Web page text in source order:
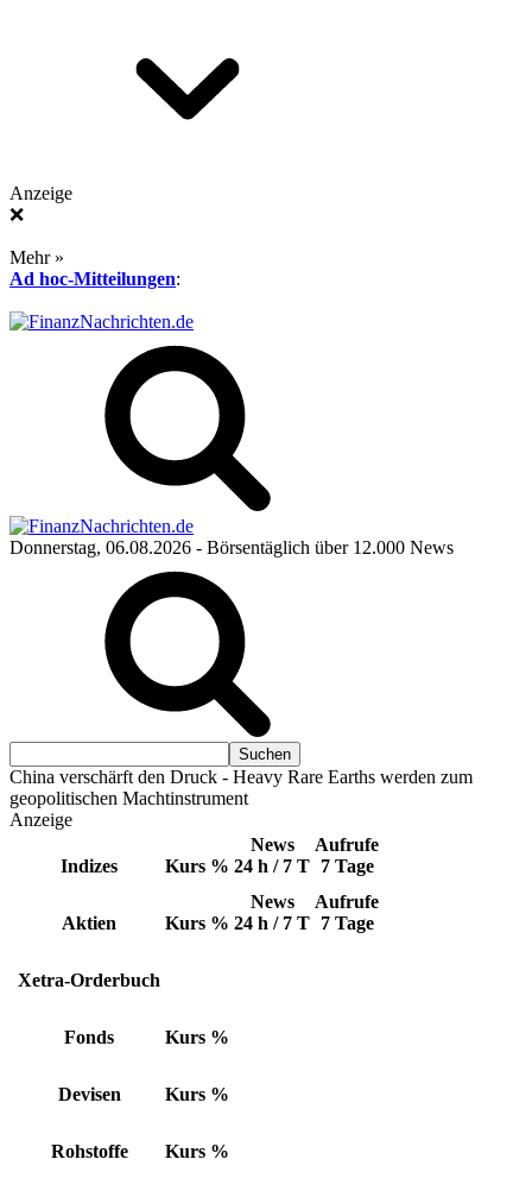
Anzeige
❌
Mehr »
Ad hoc-Mitteilungen:
Donnerstag, 06.08.2026 - Börsentäglich über 12.000 News
China verschärft den Druck - Heavy Rare Earths werden zum
geopolitischen Machtinstrument
Anzeige
Indizes Kurs %
News
24 h / 7 T
Aufrufe
7 Tage
Aktien Kurs %
News
24 h / 7 T
Aufrufe
7 Tage
Xetra-Orderbuch
Fonds Kurs %
Devisen Kurs %
Rohstoffe Kurs %